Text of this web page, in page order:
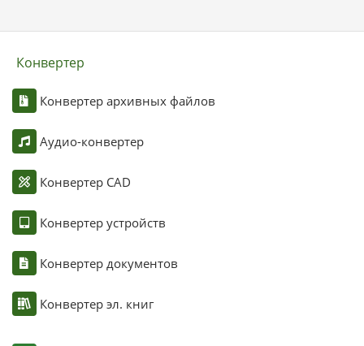
Конвертер
Конвертер архивных файлов
Аудио-конвертер
Конвертер CAD
Конвертер устройств
Конвертер документов
Конвертер эл. книг